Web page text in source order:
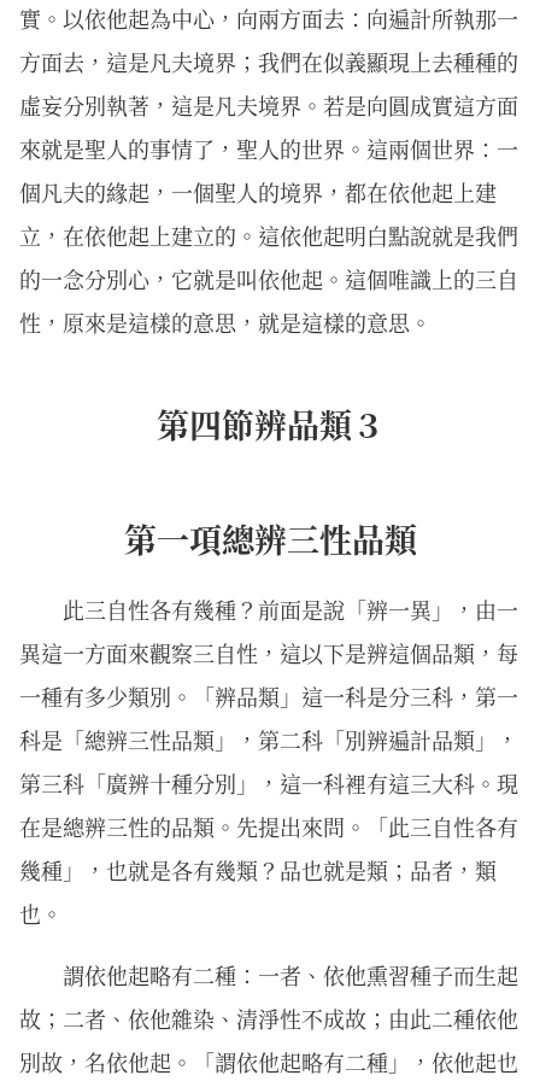
實。以依他起為中心，向兩方面去：向遍計所執那一
方面去，這是凡夫境界；我們在似義顯現上去種種的
虛妄分別執著，這是凡夫境界。若是向圓成實這方面
來就是聖人的事情了，聖人的世界。這兩個世界：一
個凡夫的緣起，一個聖人的境界，都在依他起上建
立，在依他起上建立的。這依他起明白點說就是我們
的一念分別心，它就是叫依他起。這個唯識上的三自
性，原來是這樣的意思，就是這樣的意思。
第四節辨品類３
第一項總辨三性品類
此三自性各有幾種？前面是說「辨一異」，由一
異這一方面來觀察三自性，這以下是辨這個品類，每
一種有多少類別。「辨品類」這一科是分三科，第一
科是「總辨三性品類」，第二科「別辨遍計品類」，
第三科「廣辨十種分別」，這一科裡有這三大科。現
在是總辨三性的品類。先提出來問。「此三自性各有
幾種」，也就是各有幾類？品也就是類；品者，類
也。
謂依他起略有二種：一者、依他熏習種子而生起
故；二者、依他雜染、清淨性不成故；由此二種依他
別故，名依他起。「謂依他起略有二種」，依他起也